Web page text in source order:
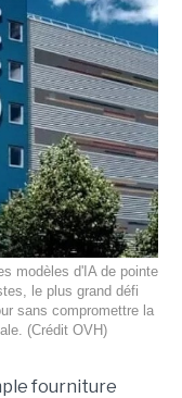
modèles d'IA de pointe
le plus grand défi
sans compromettre la
(Crédit OVH)
fourniture